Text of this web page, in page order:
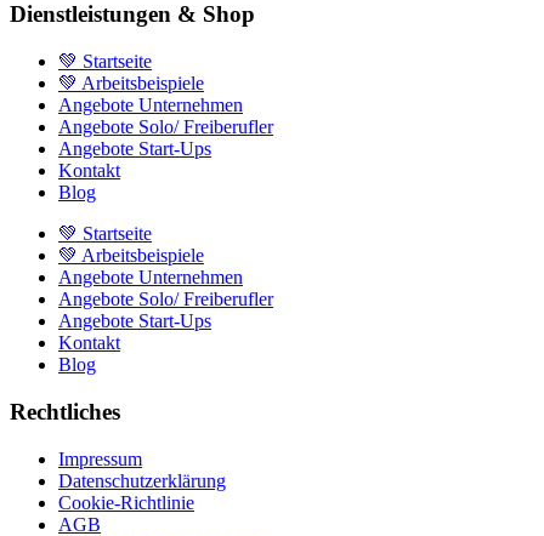
Dienstleistungen & Shop
💚 Startseite
💚 Arbeitsbeispiele
Angebote Unternehmen
Angebote Solo/ Freiberufler
Angebote Start-Ups
Kontakt
Blog
💚 Startseite
💚 Arbeitsbeispiele
Angebote Unternehmen
Angebote Solo/ Freiberufler
Angebote Start-Ups
Kontakt
Blog
Rechtliches
Impressum
Datenschutzerklärung
Cookie-Richtlinie
AGB